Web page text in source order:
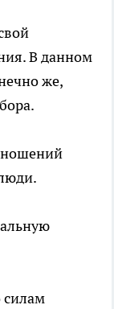
В данном
же,
силам